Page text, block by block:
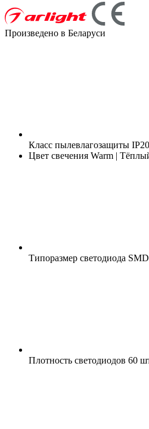
Произведено в Беларуси
Класс пылевлагозащиты IP20
Цвет свечения Warm |
Типоразмер светодиода
Плотность светодиодов 60